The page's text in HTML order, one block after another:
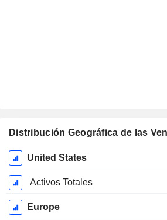
Distribución Geográfica de las
Período
fiscal:
Diciembre
United States
Activos Totales
Europe